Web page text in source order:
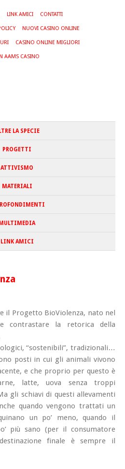
LINK AMICI CONTATTI
NUOVI CASINO ONLINE
CASINO ONLINE MIGLIORI
AAMS CASINO
LA SPECIE
PROGETTI
ATTIVISMO
MATERIALI
MULTIMEDIA
LINK AMICI
il Progetto BioViolenza, nato nel
contrastare la retorica della
“sostenibili”, tradizionali…
posti in cui gli animali vivono
e che proprio per questo è
latte, uova senza troppi
gli schiavi di questi allevamenti
quando vengono trattati un
un po’ meno, quando il
più sano (per il consumatore
finale è sempre il